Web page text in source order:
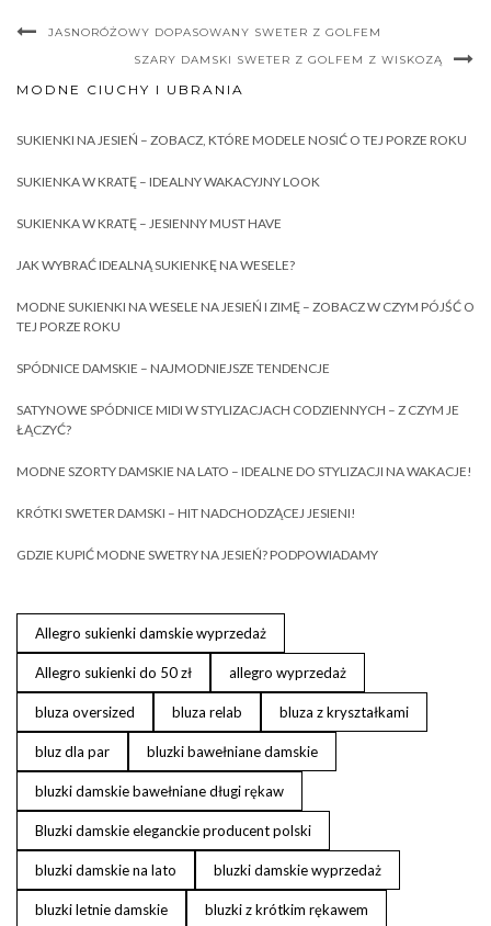
JASNORÓŻOWY DOPASOWANY SWETER Z GOLFEM
SZARY DAMSKI SWETER Z GOLFEM Z WISKOZĄ
MODNE CIUCHY I UBRANIA
SUKIENKI NA JESIEŃ – ZOBACZ, KTÓRE MODELE NOSIĆ O TEJ PORZE ROKU
SUKIENKA W KRATĘ – IDEALNY WAKACYJNY LOOK
SUKIENKA W KRATĘ – JESIENNY MUST HAVE
JAK WYBRAĆ IDEALNĄ SUKIENKĘ NA WESELE?
MODNE SUKIENKI NA WESELE NA JESIEŃ I ZIMĘ – ZOBACZ W CZYM PÓJŚĆ O
TEJ PORZE ROKU
SPÓDNICE DAMSKIE – NAJMODNIEJSZE TENDENCJE
SATYNOWE SPÓDNICE MIDI W STYLIZACJACH CODZIENNYCH – Z CZYM JE
ŁĄCZYĆ?
MODNE SZORTY DAMSKIE NA LATO – IDEALNE DO STYLIZACJI NA WAKACJE!
KRÓTKI SWETER DAMSKI – HIT NADCHODZĄCEJ JESIENI!
GDZIE KUPIĆ MODNE SWETRY NA JESIEŃ? PODPOWIADAMY
Allegro sukienki damskie wyprzedaż
Allegro sukienki do 50 zł allegro wyprzedaż
bluza oversized bluza relab bluza z kryształkami
bluz dla par bluzki bawełniane damskie
bluzki damskie bawełniane długi rękaw
Bluzki damskie eleganckie producent polski
bluzki damskie na lato bluzki damskie wyprzedaż
bluzki letnie damskie bluzki z krótkim rękawem